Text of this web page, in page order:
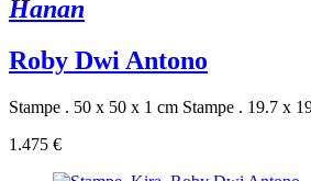
Hanan
Roby Dwi Antono
Stampe . 50 x 50 x 1 cm Stampe . 19.7 x
1.475 €